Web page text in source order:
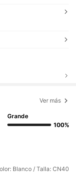
Ver más
Grande
100%
Blanco / Talla: CN40